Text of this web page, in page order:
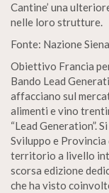
Cantine’ una
nelle loro strutture.
Fonte: Nazione
Obiettivo Francia
Bando Lead
affacciano sul
alimenti e vino
“Lead Generation”.
Sviluppo e
territorio a livello
scorsa edizione
che ha visto